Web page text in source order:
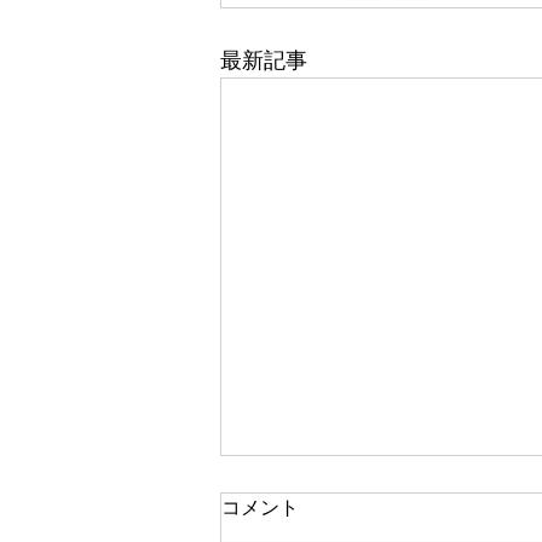
最新記事
笑顔
コメント